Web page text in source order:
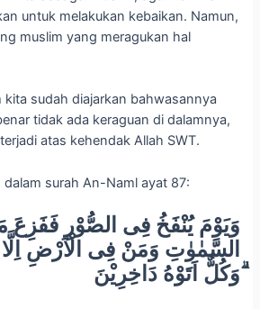
untuk melakukan kebaikan. Namun,
muslim yang meragukan hal
kita sudah diajarkan bahwasannya
tidak ada keraguan di dalamnya,
atas kehendak Allah SWT.
dalam surah An-Naml ayat 87:
وَيَوْمَ يُنْفَخُ فِى الصُّوْرِ
السَّمٰوٰتِ وَمَنْ فِى الْاَرْضِ
ۗوَكُلٌّ اَتَوْهُ دَاخِرِيْنَ